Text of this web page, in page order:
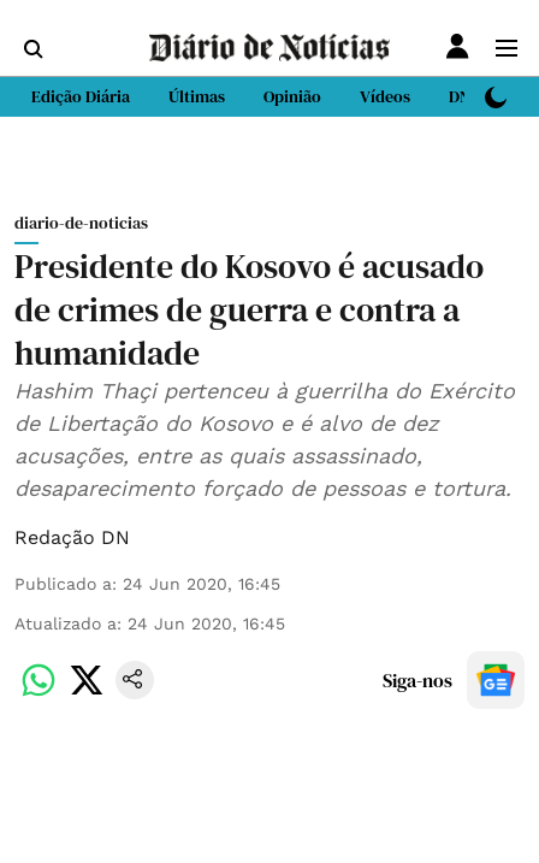
Edição Diária Últimas Opinião Vídeos DN Sport
diario-de-noticias
Presidente do Kosovo é acusado
de crimes de guerra e contra a
humanidade
Hashim Thaçi pertenceu à guerrilha do Exército
de Libertação do Kosovo e é alvo de dez
acusações, entre as quais assassinado,
desaparecimento forçado de pessoas e tortura.
Redação DN
Publicado a: 24 Jun 2020, 16:45
Atualizado a: 24 Jun 2020, 16:45
Siga-nos